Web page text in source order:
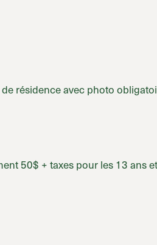
résidence avec photo
50$ + taxes pour les 13 ans